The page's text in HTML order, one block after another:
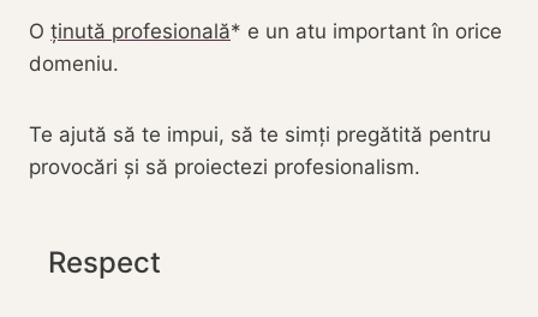
O ținută profesională
e un atu important în orice
domeniu.
Te ajută să te impui, să te simți pregătită pentru
provocări și să proiectezi profesionalism.
Respect